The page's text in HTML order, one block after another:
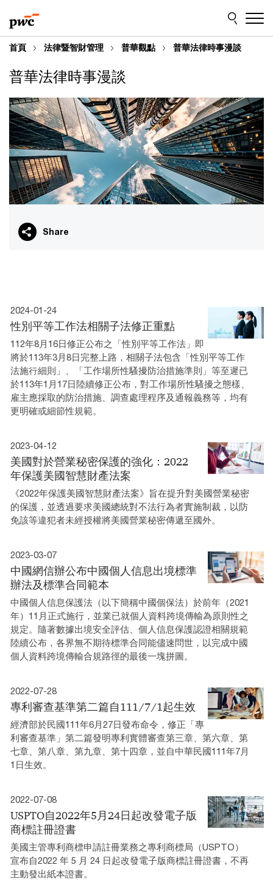
to
content
to
footer
首頁 法律暨智財管理 普華觀點 普華法律時事漫談
普華法律時事漫談
Share
2024-01-24
性別平等工作法相關子法修正重點
112年8月16日修正公布之「性別平等工作法」即
將於113年3月8日完整上路，相關子法包含「性別平等工作
法施行細則」、「工作場所性騷擾防治措施準則」等至遲已
於113年1月17日陸續修正公布，對工作場所性騷擾之態樣、
雇主應採取的防治措施、調查處理程序及通報義務等，均有
更明確或細節性規範。
2023-04-12
美國對於營業秘密保護的強化：2022
年保護美國智慧財產法案
《2022年保護美國智慧財產法案》旨在提升對美國營業秘密
的保護，並透過要求美國總統對不法行為者實施制裁，以防
免該等違犯者未經授權將美國營業秘密傳遞至國外。
2023-03-07
中國網信辦公布中國個人信息出境標準
辦法及標準合同範本
中國個人信息保護法（以下簡稱中國個保法）於前年（2021
年）11月正式施行，並業已就個人資料跨境傳輸為原則性之
規定。隨著數據出境安全評估、個人信息保護認證相關規範
陸續公布，各界無不期待標準合同能儘速問世，以完成中國
個人資料跨境傳輸合規路徑的最後一塊拼圖。
2022-07-28
專利審查基準第二篇自111/7/1起生效
經濟部於民國111年6月27日發布命令，修正「專
利審查基準」第二篇發明專利實體審查第三章、第六章、第
七章、第八章、第九章、第十四章，並自中華民國111年7月
1日生效。
2022-07-08
USPTO自2022年5月24日起改發電子版
商標註冊證書
美國主管專利商標申請註冊業務之專利商標局（USPTO）
宣布自2022 年 5 月 24 日起改發電子版商標註冊證書，不再
主動發出紙本證書。